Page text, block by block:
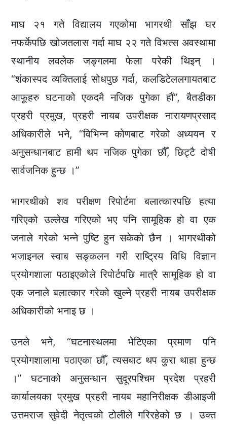
माघ २१ गते विद्यालय गएकोमा भागरथी साँझ घर
नफर्केपछि खोजतलास गर्दा माघ २२ गते विभत्स अवस्थामा
स्थानीय लवलेक जङ्गलमा फेला परेकी थिइन् ।
“शंकास्पद व्यक्तिलाई सोधपुछ गर्दा, कलडिटेललगायतबाट
आफूहरु घटनाको एकदमै नजिक पुगेका हौं”, बैतडीका
प्रहरी प्रमुख, प्रहरी नायब उपरीक्षक नारायणप्रसाद
अधिकारीले भने, “विभिन्न कोणबाट गरेको अध्ययन र
अनुसन्धानबाट हामी थप नजिक पुगेका छौँ, छिट्टै दोषी
सार्वजनिक हुन्छ ।”
भागरथीको शव परीक्षण रिपोर्टमा बलात्कारपछि हत्या
गरिएको उल्लेख गरिएको भए पनि सामूहिक हो वा एक
जनाले गरेको भन्ने पुष्टि हुन सकेको छैन । भागरथीको
भजाइनल स्वाब सङ्कलन गरी राष्ट्रिय विधि विज्ञान
प्रयोगशाला पठाइएकोले रिपोर्टपछि मात्रै सामूहिक हो वा
एक जनाले बलात्कार गरेको खुल्ने प्रहरी नायब उपरीक्षक
अधिकारीको भनाइ छ ।
उनले भने, “घटनास्थलमा भेटिएका प्रमाण पनि
प्रयोगशालामा पठाएका छौँ, त्यसबाट थप कुरा थाहा हुन्छ
।” घटनाको अनुसन्धान सुदूरपश्चिम प्रदेश प्रहरी
कार्यालयका प्रमुख प्रहरी नायब महानिरीक्षक डीआइजी
उत्तमराज सुवेदी नेतृत्वको टोलीले गरिरहेको छ । उक्त